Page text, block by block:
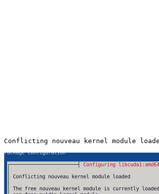
Conflicting nouveau kernel module